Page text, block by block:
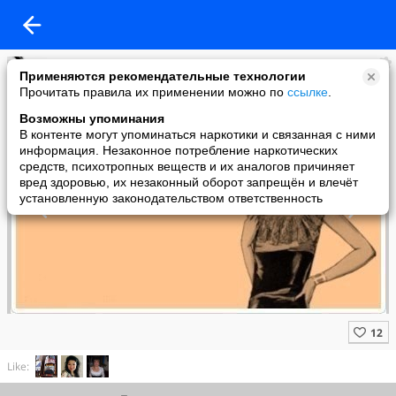
Применяются рекомендательные технологии
Прочитать правила их применении можно по ссылке
Возможны упоминания
В контенте могут упоминаться наркотики и связанная с ними
информация. Незаконное потребление наркотических
средств, психотропных веществ и их аналогов причиняет
вред здоровью, их незаконный оборот запрещён и влечёт
установленную законодательством ответственность
Психология
added a photo
04 Jun в 19:56
Like: